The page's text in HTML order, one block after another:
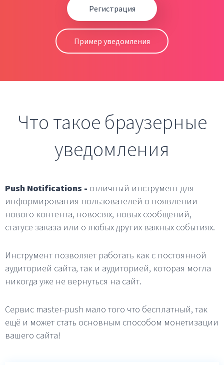
Регистрация
Пример уведомления
Что такое браузерные
уведомления
Push Notifications - отличный инструмент для
информирования пользователей о появлении
нового контента, новостях, новых сообщений,
статусе заказа или о любых других важных событиях.
Инструмент позволяет работать как с постоянной
аудиторией сайта, так и аудиторией, которая могла
никогда уже не вернуться на сайт.
Сервис master-push мало того что бесплатный, так
ещё и может стать основным способом монетизации
вашего сайта!